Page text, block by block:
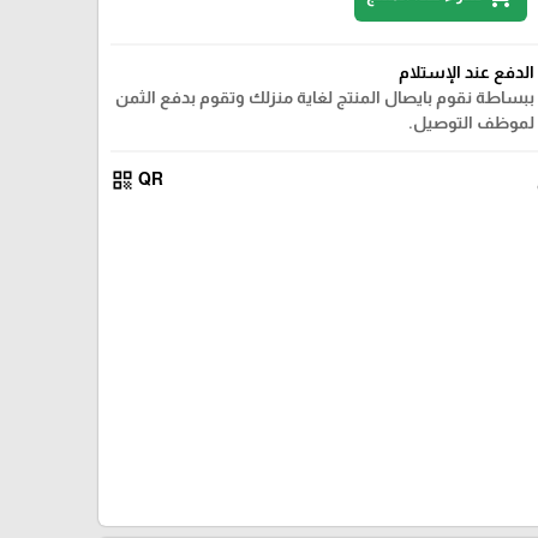
الدفع عند الإستلام
ببساطة نقوم بايصال المنتج لغاية منزلك وتقوم بدفع الثمن
لموظف التوصيل.
QR
qr_code